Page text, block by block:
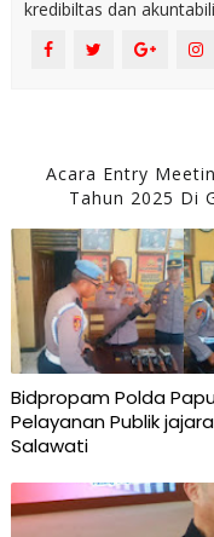
kredibiltas dan
Acara Entry
Tahun 2025 Di
Bidpropam Polda
Pelayanan Publik
Salawati